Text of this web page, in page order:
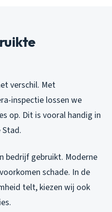
verschil. Met
inspectie lossen we
op. Dit is vooral handig in
bedrijf gebruikt. Moderne
schade. In de
telt, kiezen wij ook